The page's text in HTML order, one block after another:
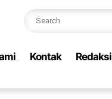
Kontak Redaksi